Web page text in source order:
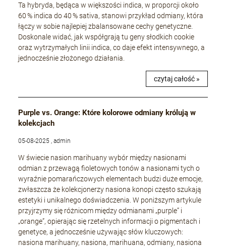
Ta hybryda, będąca w większości indica, w proporcji około
60 % indica do 40 % sativa, stanowi przykład odmiany, która
łączy w sobie najlepiej zbalansowane cechy genetyczne.
Doskonale widać, jak współgrają tu geny słodkich cookie
oraz wytrzymałych linii indica, co daje efekt intensywnego, a
jednocześnie złożonego działania.
czytaj całość »
Purple vs. Orange: Które kolorowe odmiany królują w
kolekcjach
05-08-2025 , admin
W świecie nasion marihuany wybór między nasionami
odmian z przewagą fioletowych tonów a nasionami tych o
wyraźnie pomarańczowych elementach budzi duże emocje,
zwłaszcza że kolekcjonerzy nasiona konopi często szukają
estetyki i unikalnego doświadczenia. W poniższym artykule
przyjrzymy się różnicom między odmianami „purple” i
„orange”, opierając się rzetelnych informacji o pigmentach i
genetyce, a jednocześnie używając słów kluczowych:
nasiona marihuany, nasiona, marihuana, odmiany, nasiona